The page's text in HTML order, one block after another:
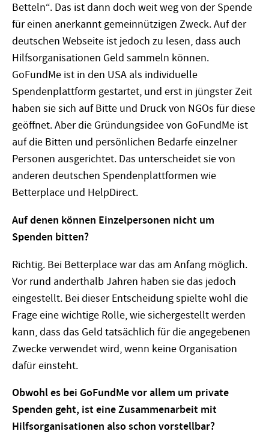
Betteln“. Das ist dann doch weit weg von der Spende
für einen anerkannt gemeinnützigen Zweck. Auf der
deutschen Webseite ist jedoch zu lesen, dass auch
Hilfsorganisationen Geld sammeln können.
GoFundMe ist in den USA als individuelle
Spendenplattform gestartet, und erst in jüngster Zeit
haben sie sich auf Bitte und Druck von NGOs für diese
geöffnet. Aber die Gründungsidee von GoFundMe ist
auf die Bitten und persönlichen Bedarfe einzelner
Personen ausgerichtet. Das unterscheidet sie von
anderen deutschen Spendenplattformen wie
Betterplace und HelpDirect.
Auf denen können Einzelpersonen nicht um
Spenden bitten?
Richtig. Bei Betterplace war das am Anfang möglich.
Vor rund anderthalb Jahren haben sie das jedoch
eingestellt. Bei dieser Entscheidung spielte wohl die
Frage eine wichtige Rolle, wie sichergestellt werden
kann, dass das Geld tatsächlich für die angegebenen
Zwecke verwendet wird, wenn keine Organisation
dafür einsteht.
Obwohl es bei GoFundMe vor allem um private
Spenden geht, ist eine Zusammenarbeit mit
Hilfsorganisationen also schon vorstellbar?